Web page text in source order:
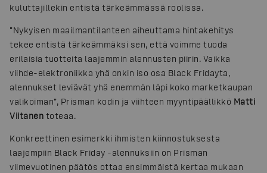
kuluttajillekin entistä tärkeämmässä roolissa.
”Nykyisen maailmantilanteen aiheuttama hintakehitys
tekee entistä tärkeämmäksi sen, että voimme tuoda
erilaisia tuotteita laajemmin alennusten piirin. Vaikka
viihde-elektroniikka yhä onkin iso osa Black Fridayta,
alennukset leviävät yhä enemmän läpi koko marketkaupan
valikoiman”, Prisman kodin ja viihteen myyntipäällikkö Matti
Viitanen toteaa.
Konkreettinen esimerkki ihmisten kiinnostuksesta
laajempiin Black Friday -alennuksiin on Prisman
viimevuotinen päätös ottaa ensimmäistä kertaa mukaan